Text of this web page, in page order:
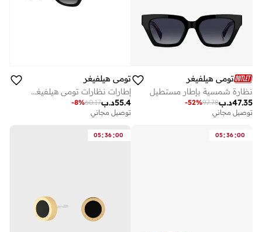
تومي هيلفيغر
نظارة شمسية بإطار مستطيل
د.ب47.35
97.78
-52%
توصيل مجاني
تومي هيلفيغر
إطارات نظارات تومي هيلفيغر مستطيلة
د.ب55.4
60.17
-8%
توصيل مجاني
05:36:00
05:36:00